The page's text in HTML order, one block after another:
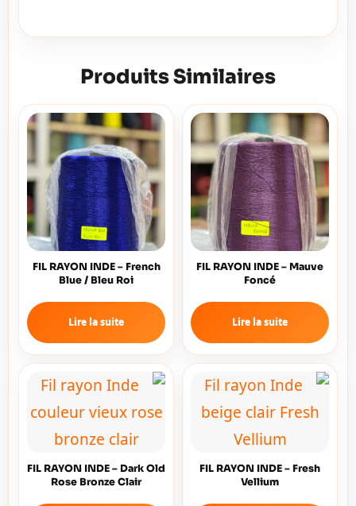
Produits Similaires
FIL RAYON INDE – Mauve
Foncé
Lire la suite
FIL RAYON INDE – French
Blue / Bleu Roi
Lire la suite
FIL RAYON INDE – Fresh
Vellium
FIL RAYON INDE – Dark Old
Rose Bronze Clair